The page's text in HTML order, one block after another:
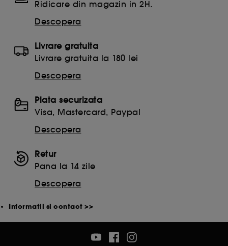
Ridicare din magazin in 2H.
Descopera
Livrare gratuita
Livrare gratuita la 180 lei
Descopera
Plata securizata
Visa, Mastercard, Paypal
Descopera
Retur
Pana la 14 zile
Descopera
Informatii si contact >>
Cu exceptia cookie-urilor tehnice, plasarea si citirea
celorlalte necesita acordul tau. Poti sa iti personalizezi
apasa butonul de "Accepta toate" sau "Respinge
toate". Poti alege sa iti modifici preferintele oricand.
folosite, clickaici